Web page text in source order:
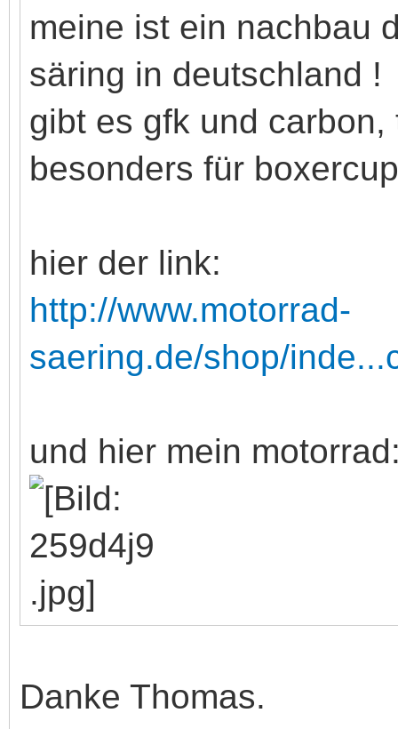
meine ist ein nachbau
säring in deutschland !
gibt es gfk und
besonders für
hier der link:
http://www.motorrad-
saering.de/shop/
und hier mein
Danke Thomas.